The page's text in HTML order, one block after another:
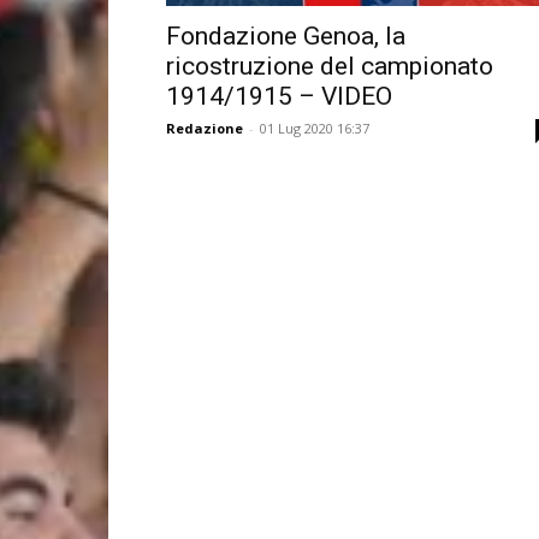
Fondazione Genoa, la
ricostruzione del campionato
1914/1915 – VIDEO
Redazione - 01 Lug 2020 16:37